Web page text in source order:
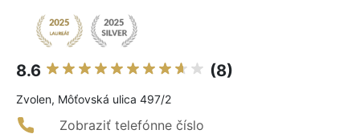
8.6 (8)
Zvolen, Môťovská ulica 497/2
Zobraziť telefónne číslo